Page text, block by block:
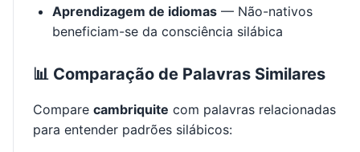
Aprendizagem de idiomas — Não-nativos
beneficiam-se da consciência silábica
📊 Comparação de Palavras Similares
Compare cambriquite com palavras relacionadas
para entender padrões silábicos: